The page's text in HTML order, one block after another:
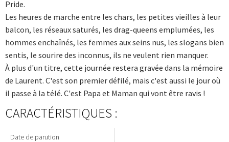
Pride.
Les heures de marche entre les chars, les petites vieilles à leur
balcon, les réseaux saturés, les drag-queens emplumées, les
hommes enchaînés, les femmes aux seins nus, les slogans bien
sentis, le sourire des inconnus, ils ne veulent rien manquer.
À plus d'un titre, cette journée restera gravée dans la mémoire
de Laurent. C'est son premier défilé, mais c'est aussi le jour où
il passe à la télé. C'est Papa et Maman qui vont être ravis !
CARACTÉRISTIQUES :
Date de parution